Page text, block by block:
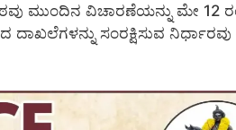
ಮುಂದಿನ ವಿಚಾರಣೆಯನ್ನು ಮೇ 12
ಸಂರಕ್ಷಿಸುವ